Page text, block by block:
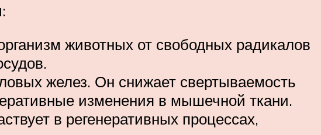
животных от свободных радикалов
желез. Он снижает свертываемость
изменения в мышечной ткани.
в регенеративных процессах,